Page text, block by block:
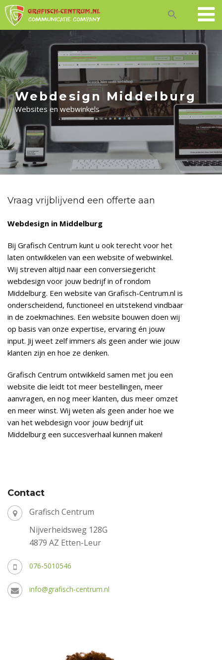
Skip
to
Webdesign Middelburg
Websites en webwinkels
Vraag vrijblijvend een offerte aan
Webdesign in Middelburg
Bij Grafisch Centrum kunt u ook terecht voor het
laten ontwikkelen van een website of webwinkel.
Wij streven altijd naar een conversiegericht
webdesign voor jouw bedrijf in of rondom
Middelburg. Een website van Grafisch-Centrum.nl is
onderscheidend, functioneel en uitstekend vindbaar
in de zoekmachines. Een website bouwen doen wij
op basis van onze expertise, ervaring én jouw
input. Jij weet zelf immers als geen ander wie jouw
klanten zijn en hoe ze denken.
Grafisch Centrum ontwikkeld samen met jou een
website die leidt tot meer bestellingen, meer
aanvragen, en nog meer klanten, dus meer omzet
en meer winst. Wij weten als geen ander hoe we
van het webdesign voor jouw bedrijf uit
Middelburg een succesverhaal kunnen maken!
Contact
Grafisch Centrum
Nijverheidsweg 128G
4879 AZ Etten-Leur
076-5010546
info@grafisch-centrum.nl